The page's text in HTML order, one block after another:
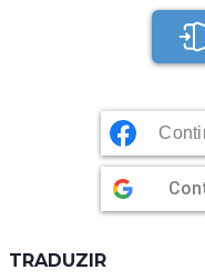
TRADUZIR